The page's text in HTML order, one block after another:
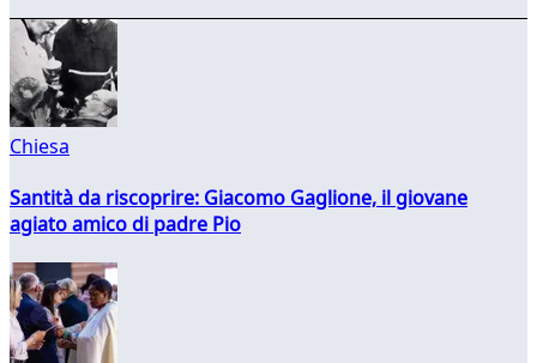
Chiesa
Santità da riscoprire: Giacomo Gaglione, il giovane
agiato amico di padre Pio